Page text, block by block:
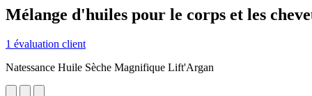
Mélange d'huiles pour le corps et les
1 évaluation client
Natessance Huile Sèche Magnifique Lift'Argan